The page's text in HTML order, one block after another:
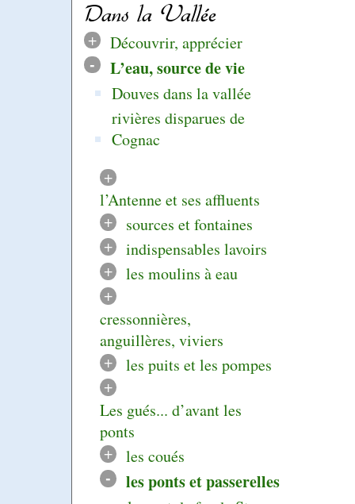
Dans la Vallée
+ Découvrir, apprécier
- L’eau, source de vie
Douves dans la vallée
rivières disparues de
Cognac
+
l’Antenne et ses affluents
+
sources et fontaines
+
indispensables lavoirs
+
les moulins à eau
+
cressonnières,
anguillères, viviers
+
les puits et les pompes
+
Les gués... d’avant les
ponts
+
les coués
- les ponts et passerelles